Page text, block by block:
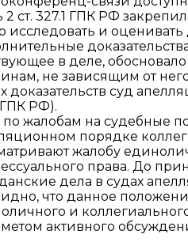
2 ст. 327.1 ГПК РФ
исследовать и
в деле,
не зависящим от
доказательств суд
ГПК РФ).
жалобам на судебные
порядке
жалобу
права. До
дела в судах
что данное
и
активного